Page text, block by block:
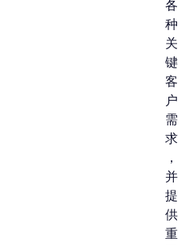
各
种
关
键
客
户
需
求
，
并
提
供
重